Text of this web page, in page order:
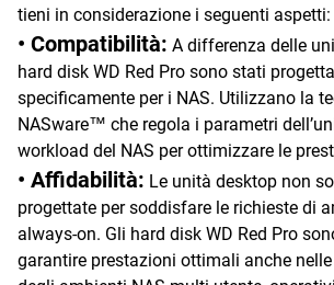
tieni in considerazione i seguenti aspetti:
• Compatibilità: A differenza delle
hard disk WD Red Pro sono stati
specificamente per i NAS. Utilizzano la
NASware™ che regola i parametri
workload del NAS per ottimizzare le
• Affidabilità: Le unità desktop non
progettate per soddisfare le richieste di
always-on. Gli hard disk WD Red Pro
garantire prestazioni ottimali anche